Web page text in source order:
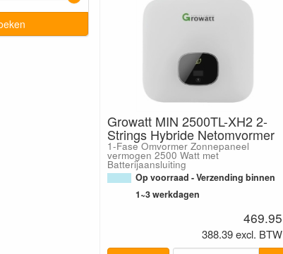
Growatt MIN 2500TL-XH2 2-
Strings Hybride Netomvormer
1-Fase Omvormer Zonnepaneel
vermogen 2500 Watt met
Batterijaansluiting
Op voorraad - Verzending binnen
1~3 werkdagen
469.95
388.39 excl. BTW